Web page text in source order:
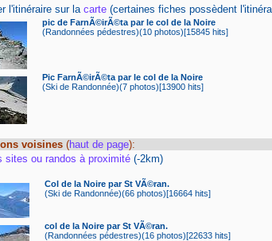
l'itinéraire sur la carte(certaines fiches possèdent
pic de FarnÃ©irÃ©ta par le col de la Noire
(Randonnées pédestres)(10 photos)[15845 hits]
Pic FarnÃ©irÃ©ta par le col de la Noire
(Ski de Randonnée)(7 photos)[13900 hits]
voisines(haut de page):
sites ou randos à proximité (-2km)
Col de la Noire par St VÃ©ran.
(Ski de Randonnée)(66 photos)[16664 hits]
col de la Noire par St VÃ©ran.
(Randonnées pédestres)(16 photos)[22633 hits]